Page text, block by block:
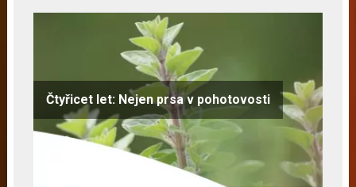
Čtyřicet let: Nejen prsa v pohotovosti